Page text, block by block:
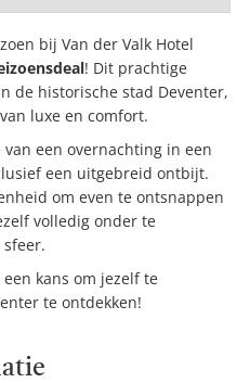
bij Van der Valk Hotel
! Dit prachtige
de historische stad Deventer,
luxe en comfort.
een overnachting in een
een uitgebreid ontbijt.
om even te ontsnappen
volledig onder te
kans om jezelf te
te ontdekken!